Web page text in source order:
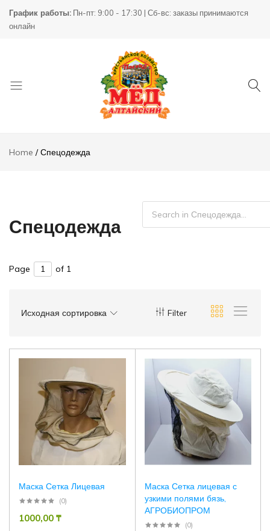
График работы: Пн-пт: 9:00 - 17:30 | Сб-вс: заказы принимаются
онлайн
Home
Спецодежда
Спецодежда
Page of 1
Filter
Исходная сортировка
Маска Сетка Лицевая
(0)
1000,00 ₸
Маска Сетка лицевая с
узкими полями бязь,
АГРОБИОПРОМ
(0)